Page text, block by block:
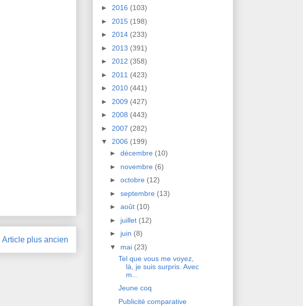
Article plus ancien
► 2016 (103)
► 2015 (198)
► 2014 (233)
► 2013 (391)
► 2012 (358)
► 2011 (423)
► 2010 (441)
► 2009 (427)
► 2008 (443)
► 2007 (282)
▼ 2006 (199)
► décembre (10)
► novembre (6)
► octobre (12)
► septembre (13)
► août (10)
► juillet (12)
► juin (8)
▼ mai (23)
Tel que vous me voyez,
là, je suis surpris. Avec
m...
Jeune coq
Publicité comparative